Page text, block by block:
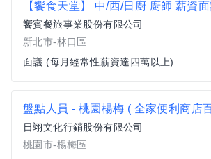
饗賓餐旅事業股份有限公司
新北市-林口區
面議 (每月經常性薪資達四萬以上)
日翊文化行銷股份有限公司
桃園市-楊梅區